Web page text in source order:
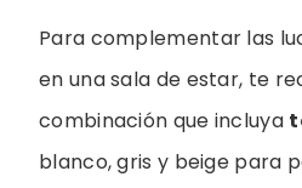
Para complementar las
en una sala de estar, te
combinación que incluya
blanco, gris y beige para